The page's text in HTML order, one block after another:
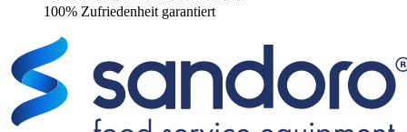
100% Zufriedenheit garantiert